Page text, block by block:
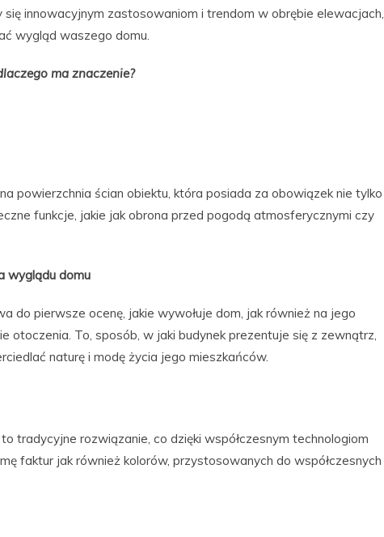
innowacyjnym zastosowaniom i trendom w obrębie elewacjach,
wygląd waszego domu.
ma znaczenie?
powierzchnia ścian obiektu, która posiada za obowiązek nie tylko
funkcje, jakie jak obrona przed pogodą atmosferycznymi czy
wyglądu domu
do pierwsze ocenę, jakie wywołuje dom, jak również na jego
otoczenia. To, sposób, w jaki budynek prezentuje się z zewnątrz,
naturę i modę życia jego mieszkańców.
tradycyjne rozwiązanie, co dzięki współczesnym technologiom
faktur jak również kolorów, przystosowanych do współczesnych